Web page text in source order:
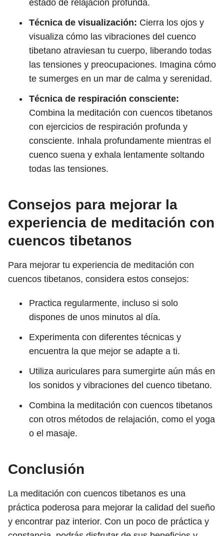
estado de relajación profunda.
Técnica de visualización: Cierra los ojos y
visualiza cómo las vibraciones del cuenco
tibetano atraviesan tu cuerpo, liberando todas
las tensiones y preocupaciones. Imagina cómo
te sumerges en un mar de calma y serenidad.
Técnica de respiración consciente:
Combina la meditación con cuencos tibetanos
con ejercicios de respiración profunda y
consciente. Inhala profundamente mientras el
cuenco suena y exhala lentamente soltando
todas las tensiones.
Consejos para mejorar la
experiencia de meditación con
cuencos tibetanos
Para mejorar tu experiencia de meditación con
cuencos tibetanos, considera estos consejos:
Practica regularmente, incluso si solo
dispones de unos minutos al día.
Experimenta con diferentes técnicas y
encuentra la que mejor se adapte a ti.
Utiliza auriculares para sumergirte aún más en
los sonidos y vibraciones del cuenco tibetano.
Combina la meditación con cuencos tibetanos
con otros métodos de relajación, como el yoga
o el masaje.
Conclusión
La meditación con cuencos tibetanos es una
práctica poderosa para mejorar la calidad del sueño
y encontrar paz interior. Con un poco de práctica y